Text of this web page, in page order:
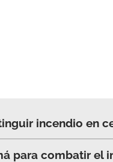
incendio en
para combatir el